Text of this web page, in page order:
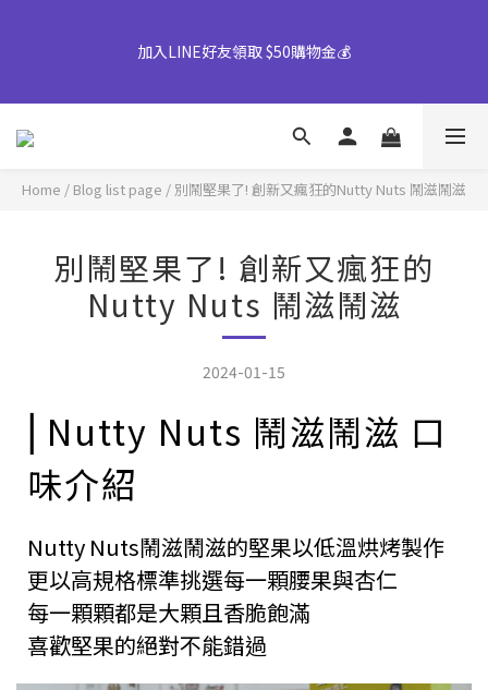
詢價或致電專人服務 04-25355777#25
台灣團隊至越南廠嚴格把關，風味與品質皆維持與台灣一致，請您
【早鳥優惠倒數中】中秋禮盒82折起｜50盒以上另享優惠➤ 點我
Home / Blog list page / 別鬧堅果了! 創新又瘋狂的Nutty Nuts 鬧滋鬧滋
別鬧堅果了! 創新又瘋狂的
Nutty Nuts 鬧滋鬧滋
2024-01-15
⎜Nutty Nuts 鬧滋鬧滋 口
味介紹
Nutty Nuts鬧滋鬧滋的堅果以低溫烘烤製作
更以高規格標準挑選每一顆腰果與杏仁
每一顆顆都是大顆且香脆飽滿
喜歡堅果的絕對不能錯過